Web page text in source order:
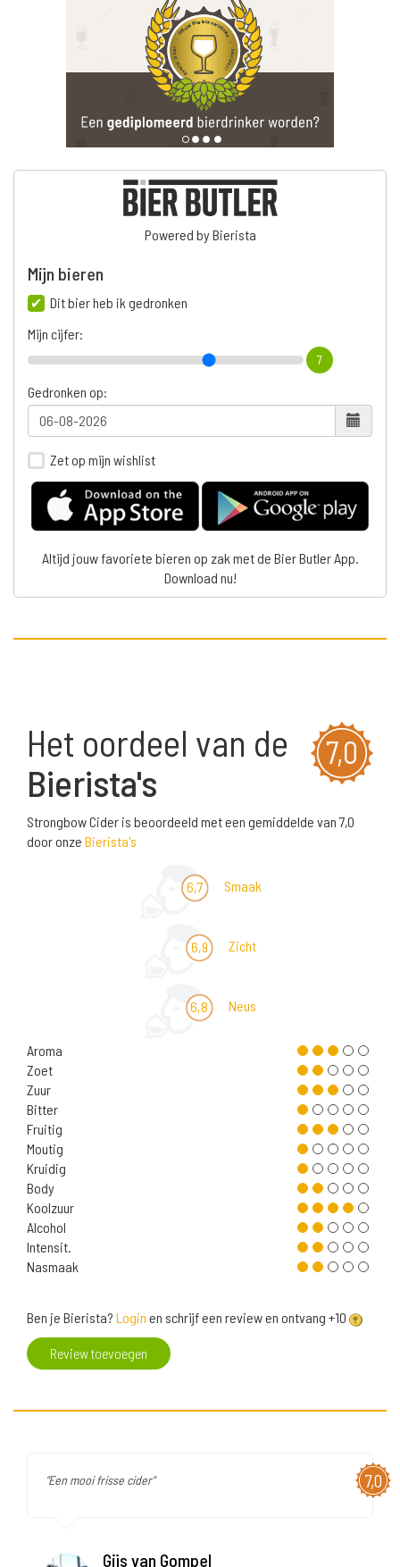
Powered by Bierista
Mijn bieren
Dit bier heb ik gedronken
Mijn cijfer:
7
Gedronken op:
Zet op mijn wishlist
Altijd jouw favoriete bieren op zak met de Bier Butler App.
Download nu!
7,0
Het oordeel van de
Bierista's
Strongbow Cider is beoordeeld met een gemiddelde van 7,0
door onze Bierista's
6,7 Smaak
6,9 Zicht
6,8 Neus
Aroma
Zoet
Zuur
Bitter
Fruitig
Moutig
Kruidig
Body
Koolzuur
Alcohol
Intensit.
Nasmaak
Ben je Bierista? Login en schrijf een review en ontvang +10
Review toevoegen
7,0
"Een mooi frisse cider"
Gijs van Gompel